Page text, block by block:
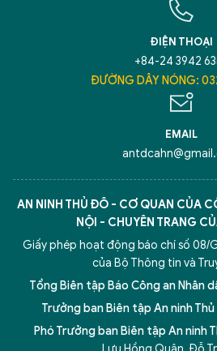
ĐIỆN THOẠI
+84-24 3942
ĐƯỜNG DÂY NÓNG:
EMAIL
AN NINH THỦ ĐÔ - CƠ QUAN CỦA
NỘI - CHUYÊN TRANG
Giấy phép hoạt động báo chí số 08/
của Bộ Thông tin và
Tổng Biên tập Báo Công an Nhân
Trưởng ban Biên tập An ninh Thủ
Phó Trưởng ban Biên tập An ninh